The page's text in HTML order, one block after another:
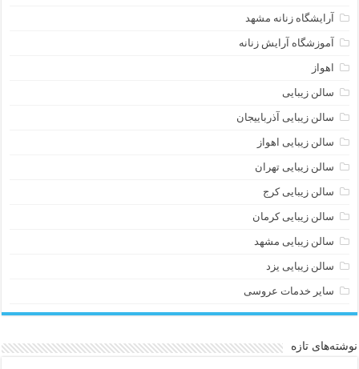
آرایشگاه زنانه مشهد
آموزشگاه آرایش زنانه
اهواز
سالن زیبایی
سالن زیبایی آذرباییجان
سالن زیبایی اهواز
سالن زیبایی تهران
سالن زیبایی کرج
سالن زیبایی کرمان
سالن زیبایی مشهد
سالن زیبایی یزد
سایر خدمات عروسی
نوشته‌های تازه